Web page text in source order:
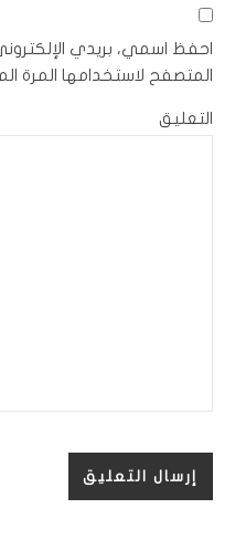
احفظ اسمي، بريدي
المتصفح لاستخدامها المرة
التعليق